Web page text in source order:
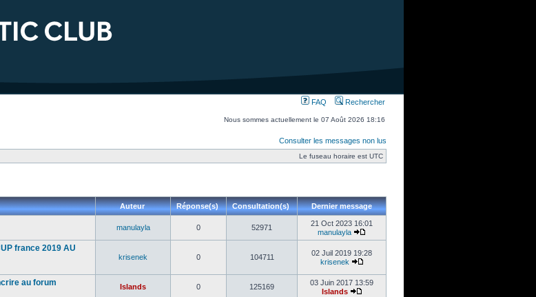
FAQ Rechercher
Nous sommes actuellement le 07 Août 2026 18:16
Consulter les messages non lus
Le fuseau horaire est UTC
Auteur Réponse(s) Consultation(s) Dernier message
manulayla 0 52971
21 Oct 2023 16:01
manulayla
france 2019 AU
krisenek 0 104711
02 Juil 2019 19:28
krisenek
au forum Islands 0 125169
03 Juin 2017 13:59
Islands